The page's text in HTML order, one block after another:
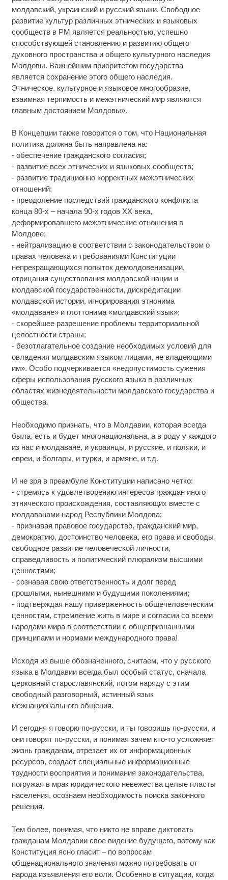
молдавский, украинский и русский языки. Свободное
развитие культур различных этнических и языковых
сообществ в РМ является реальностью, успешно
способствующей становлению и развитию общего
духовного пространства и общего культурного наследия
Молдовы. Важнейшим приоритетом государства
является сохранение этого общего наследия.
Этническое, культурное и языковое многообразие,
взаимная терпимость и межэтнический мир являются
главным достоянием Молдовы».
В Концепции также говорится о том, что Национальная
политика должна быть направлена на:
- обеспечение гражданского согласия;
- развитие всех этнических и языковых сообществ;
- развитие традиционно корректных межэтнических
отношений;
- преодоление последствий гражданского конфликта
конца 80-х – начала 90-х годов ХХ века,
деформировавшего межэтнические отношения в
Молдове;
- нейтрализацию в соответствии с законодательством о
правах человека и требованиями Конституции
непрекращающихся попыток демолдовенизации,
отрицания существования молдавской нации и
молдавской государственности, дискредитации
молдавской истории, игнорирования этнонима
«молдаване» и глоттонима «молдавский язык»;
- скорейшее разрешение проблемы территориальной
целостности страны;
- безотлагательное создание необходимых условий для
овладения молдавским языком лицами, не владеющими
им». Особо подчеркивается «недопустимость сужения
сферы использования русского языка в различных
областях жизнедеятельности молдавского государства и
общества.
Необходимо признать, что в Молдавии, которая всегда
была, есть и будет многонациональна, а в роду у каждого
из нас и молдаване, и украинцы, и русские, и поляки, и
евреи, и болгары, и турки, и армяне, и т.д.
И не зря в преамбуле Конституции написано четко:
- стремясь к удовлетворению интересов граждан иного
этнического происхождения, составляющих вместе с
молдаванами народ Республики Молдова;
- признавая правовое государство, гражданский мир,
демократию, достоинство человека, его права и свободы,
свободное развитие человеческой личности,
справедливость и политический плюрализм высшими
ценностями;
- сознавая свою ответственность и долг перед
прошлыми, нынешними и будущими поколениями;
- подтверждая нашу приверженность общечеловеческим
ценностям, стремление жить в мире и согласии со всеми
народами мира в соответствии c общепризнанными
принципами и нормами международного права!
Исходя из выше обозначенного, считаем, что у русского
языка в Молдавии всегда был особый статус, сначала
церковный старославянский, потом наряду с этим
свободный разговорный, истинный язык
межнационального общения.
И сегодня я говорю по-русски, и ты говоришь по-русски, и
они говорят по-русски, и понимая зачем кто-то усложняет
жизнь гражданам, отрезает их от информационных
ресурсов, создает специальные информационные
трудности восприятия и понимания законодательства,
погружая в мрак юридического невежества целые пласты
населения, осознаем необходимость поиска законного
решения.
Тем более, понимая, что никто не вправе диктовать
гражданам Молдавии свое видение будущего, потому как
Конституция ясно гласит – по вопросам
общенационального значения можно потребовать от
народа изъявления его воли. Особенно в ситуации, когда